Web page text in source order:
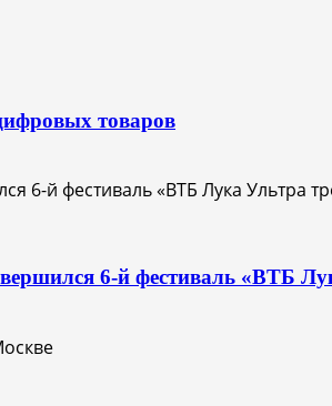
товаров
6-й фестиваль «ВТБ